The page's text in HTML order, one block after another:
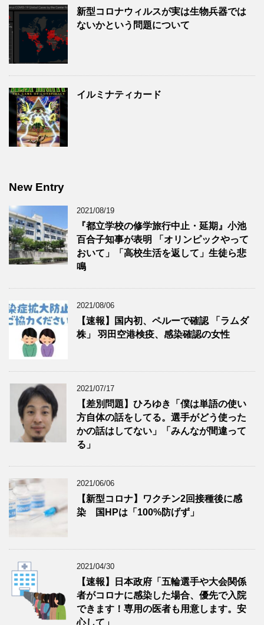
新型コロナウィルスが実は生物兵器では
ないかという問題について
イルミナティカード
New Entry
2021/08/19
『都立学校の修学旅行中止・延期』小池
百合子知事が表明 「オリンピックやって
おいて」「高校生活を返して」生徒ら悲
鳴
2021/08/06
【速報】国内初、ペルーで確認 「ラムダ
株」 羽田空港検疫、感染確認の女性
2021/07/17
【差別問題】ひろゆき「僕は単語の使い
方自体の話をしてる。選手がどう使った
かの話はしてない」「みんなが間違って
る」
2021/06/06
【新型コロナ】ワクチン2回接種後に感
染 国HPは「100%防げず」
2021/04/30
【速報】日本政府「五輪選手や大会関係
者がコロナに感染した場合、優先で入院
できます！専用の医者も用意します。安
心して」